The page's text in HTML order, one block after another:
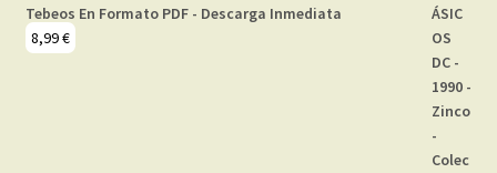
Tebeos En Formato PDF - Descarga Inmediata
8,99€